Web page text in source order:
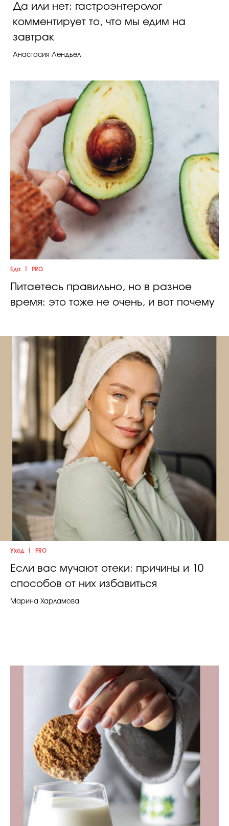
Да или нет: гастроэнтеролог
комментирует то, что мы едим на
завтрак
Анастасия Лендьел
Еда PRO
Питаетесь правильно, но в разное
время: это тоже не очень, и вот почему
Уход PRO
Если вас мучают отеки: причины и 10
способов от них избавиться
Марина Харламова